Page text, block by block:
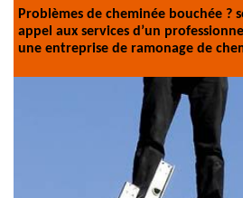
Problèmes de cheminée bouchée ?
appel aux services d’un
une entreprise de ramonage de